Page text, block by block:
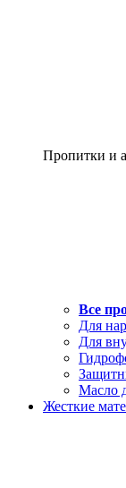
Пропитки и
Все
Для
Для
Масло
Жесткие